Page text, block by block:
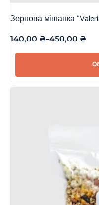
Зернова мішанка
140,00 ₴–450,00 ₴